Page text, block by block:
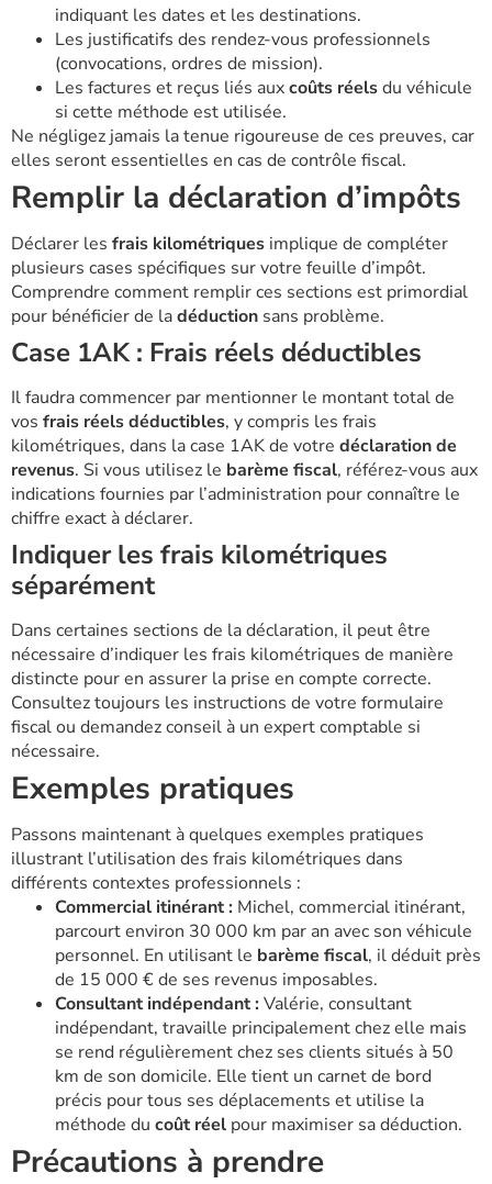
indiquant les dates et les destinations.
Les justificatifs des rendez-vous professionnels
(convocations, ordres de mission).
Les factures et reçus liés auxcoûts réelsdu véhicule
si cette méthode est utilisée.
Ne négligez jamais la tenue rigoureuse de ces preuves, car
elles seront essentielles en cas de contrôle fiscal.
Remplir la déclaration d’impôts
Déclarer les frais kilométriques implique de compléter
plusieurs cases spécifiques sur votre feuille d’impôt.
Comprendre comment remplir ces sections est primordial
pour bénéficier de ladéduction sans problème.
Case 1AK : Frais réels déductibles
Il faudra commencer par mentionner le montant total de
vos frais réels déductibles, y compris les frais
kilométriques, dans la case 1AK de votre déclaration de
revenus. Si vous utilisez le barème fiscal, référez-vous aux
indications fournies par l’administration pour connaître le
chiffre exact à déclarer.
Indiquer les frais kilométriques
séparément
Dans certaines sections de la déclaration, il peut être
nécessaire d’indiquer les frais kilométriques de manière
distincte pour en assurer la prise en compte correcte.
Consultez toujours les instructions de votre formulaire
fiscal ou demandez conseil à un expert comptable si
nécessaire.
Exemples pratiques
Passons maintenant à quelques exemples pratiques
illustrant l’utilisation des frais kilométriques dans
différents contextes professionnels :
Commercial itinérant : Michel, commercial itinérant,
parcourt environ 30 000 km par an avec son véhicule
personnel. En utilisant le barème fiscal, il déduit près
de 15 000 € de ses revenus imposables.
Consultant indépendant : Valérie, consultant
indépendant, travaille principalement chez elle mais
se rend régulièrement chez ses clients situés à 50
km de son domicile. Elle tient un carnet de bord
précis pour tous ses déplacements et utilise la
méthode du coût réel pour maximiser sa déduction.
Précautions à prendre